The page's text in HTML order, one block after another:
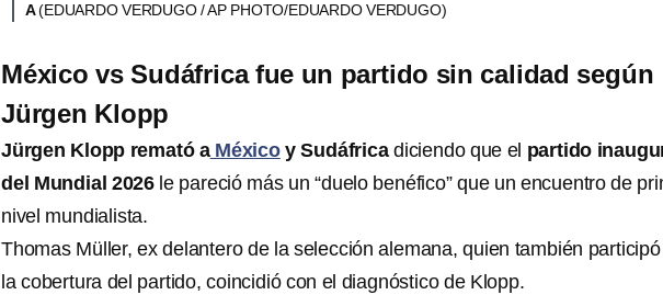
A(EDUARDO VERDUGO / AP PHOTO/EDUARDO VERDUGO)
México vs Sudáfrica fue un partido sin calidad según
Jürgen Klopp
Jürgen Klopp remató aMéxicoy Sudáfricadiciendo que el partido
del Mundial 2026 le pareció más un “duelo benéfico” que un encuentro de
nivel mundialista.
Thomas Müller, ex delantero de la selección alemana, quien también
la cobertura del partido, coincidió con el diagnóstico de Klopp.